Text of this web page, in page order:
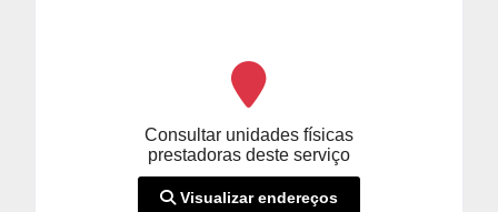
Consultar unidades físicas
prestadoras deste serviço
Visualizar endereços